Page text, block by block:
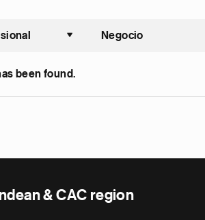
Ordenar
Negocio
been found.
& CAC region